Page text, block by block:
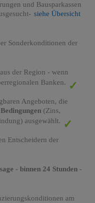
und Bausparkassen
siehe Übersicht
Sonderkonditionen der
der Region - wenn
Banken.
Angeboten, die
(Zins,
ausgewählt.
Entscheidern der
- binnen 24 Stunden-
am